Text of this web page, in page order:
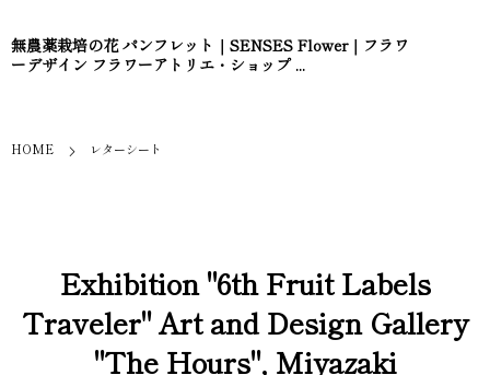
無農薬栽培の花 パンフレット｜SENSES Flower｜フラワ
ーデザイン フラワーアトリエ・ショップ ...
HOME レターシート
Exhibition "6th Fruit Labels
Traveler" Art and Design Gallery
"The Hours", Miyazaki